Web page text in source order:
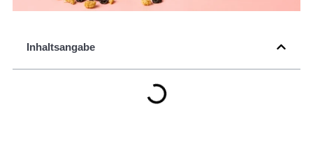
Inhaltsangabe